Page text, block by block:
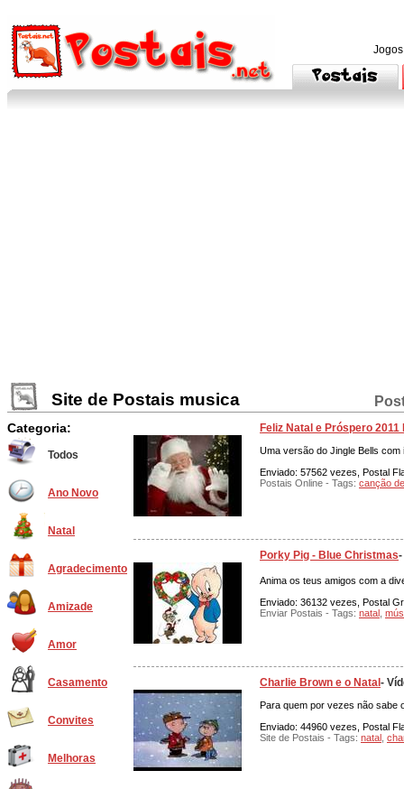
Site de Postais musica
Categoria:
Todos
Ano Novo
Natal
Agradecimento
Amizade
Amor
Casamento
Convites
Melhoras
Feliz Natal e Próspero 2011
Uma versão do Jingle Bells com
Enviado: 57562 vezes, Postal
Postais Online - Tags: canção
Porky Pig - Blue Christmas
Anima os teus amigos com a
Enviado: 36132 vezes, Postal
Enviar Postais - Tags: natal
Charlie Brown e o Natal -
Para quem por vezes não sabe
Enviado: 44960 vezes, Postal
Site de Postais - Tags: natal